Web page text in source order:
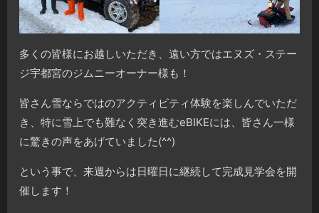
多くの皆様にお越しいただき、遠い方ではエヌズ・ステー
ジ宇都宮のジムニーオーナー様も！
皆さん雪ならではのアクティビティ体験を楽しんでいただ
き、特に雪上でも難なく突き進むeBIKEには、皆さん一様
に驚きの声をあげていました(^^)
という事で、来週からは日曜日に継続して完成見学会を開
催します！